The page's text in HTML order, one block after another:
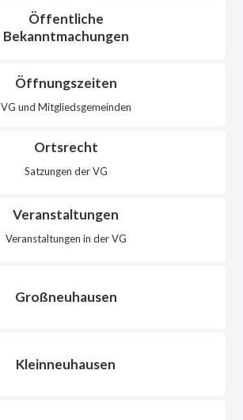
Öffentliche
Bekanntmachungen
Öffnungszeiten
VG und Mitgliedsgemeinden
Ortsrecht
Satzungen der VG
Veranstaltungen
Veranstaltungen in der VG
Großneuhausen
Kleinneuhausen